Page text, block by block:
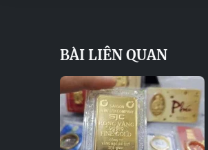
BÀI LIÊN QUAN